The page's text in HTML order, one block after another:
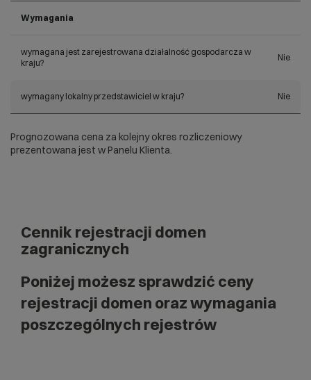
Wymagania
wymagana jest zarejestrowana działalność gospodarcza w
kraju?
Nie
wymagany lokalny przedstawiciel w kraju? Nie
Prognozowana cena za kolejny okres rozliczeniowy
prezentowana jest w Panelu Klienta.
Cennik rejestracji domen
zagranicznych
Poniżej możesz sprawdzić ceny
rejestracji domen oraz wymagania
poszczególnych rejestrów